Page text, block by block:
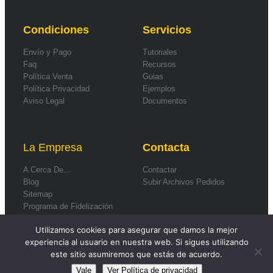
Condiciones
Envío y Pago
Faq
Política Venta
Política Privacidad
Aviso Legal
Servicios
Tutoriales
Recursos
Guias
Ejemplos
Documentos
La Empresa
A Cerca De...
Blog
Sitemap
Programa de Fidelización
Contacta
Contactar
Subir Archivos Pedidos
Utilizamos cookies para asegurar que damos la mejor
experiencia al usuario en nuestra web. Si sigues utilizando
este sitio asumiremos que estás de acuerdo.
Vale Ver Política de privacidad